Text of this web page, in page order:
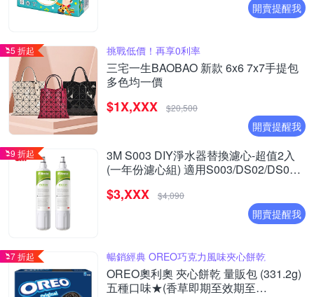
開賣提醒我
5 折起 挑戰低價！再享0利率
三宅一生BAOBAO 新款 6x6 7x7手提包
多色均一價
$1X,XXX $20,500
開賣提醒我
9 折起
3M S003 DIY淨水器替換濾心-超值2入
(一年份濾心組) 適用S003/DS02/DS03
$3,XXX $4,090
開賣提醒我
7 折起 暢銷經典 OREO巧克力風味夾心餅乾
OREO奧利奧 夾心餅乾 量販包 (331.2g)
五種口味★(香草即期至效期至